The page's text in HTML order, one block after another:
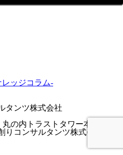
レッジコラム-
タンツ株式会社
の内トラストタワー本館3階
りコンサルタンツ株式会社 All